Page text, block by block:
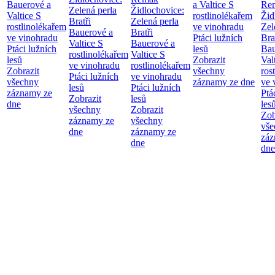
Bauerové a
Valtice S
rostlinolékařem
ve vinohradu
Ptáci lužních
lesů
Zobrazit
všechny
záznamy ze
dne
Zelená perla
Bratři
Bauerové a
Valtice S
rostlinolékařem
ve vinohradu
Ptáci lužních
lesů
Zobrazit
všechny
záznamy ze
dne
Židlochovice:
Zelená perla
Bratři
Bauerové a
Valtice S
rostlinolékařem
ve vinohradu
Ptáci lužních
lesů
Zobrazit
všechny
záznamy ze
dne
a Valtice S
rostlinolékařem
ve vinohradu
Ptáci lužních
lesů
Zobrazit
všechny
záznamy ze dne ve
dne